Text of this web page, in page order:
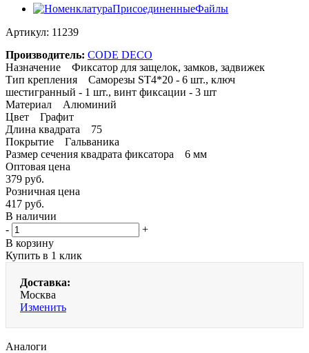
Артикул: 11239
Производитель: CODE DECO
Назначение Фиксатор для защелок, замков, задвижек
Тип крепления Саморезы SТ4*20 - 6 шт., ключ
шестигранный - 1 шт., винт фиксации - 3 шт
Материал Алюминий
Цвет Графит
Длина квадрата 75
Покрытие Гальваника
Размер сечения квадрата фиксатора 6 мм
Оптовая цена
379 руб.
Розничная цена
417 руб.
В наличии
-
+
В корзину
Купить в 1 клик
Доставка:
Москва
Изменить
Аналоги